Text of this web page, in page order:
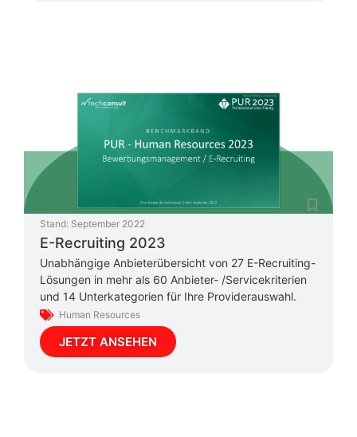
Stand: September 2022
E-Recruiting 2023
Unabhängige Anbieterübersicht von 27 E-Recruiting-
Lösungen in mehr als 60 Anbieter- /Servicekriterien
und 14 Unterkategorien für Ihre Providerauswahl.
Human Resources
JETZT ANSEHEN